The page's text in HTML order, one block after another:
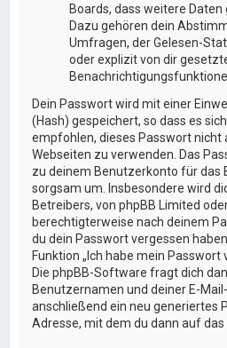
Boards, dass weitere Daten
Dazu gehören dein
Umfragen, der Gelesen-
oder explizit von dir
Dein Passwort wird mit einer
(Hash) gespeichert, so dass es
empfohlen, dieses Passwort nicht
Webseiten zu verwenden. Das
zu deinem Benutzerkonto für das
sorgsam um. Insbesondere wird
Betreibers, von phpBB Limited
berechtigterweise nach deinem
du dein Passwort vergessen
Funktion „Ich habe mein Passwort
Die phpBB-Software fragt dich
Benutzernamen und deiner E-
anschließend ein neu generiertes
Adresse, mit dem du dann auf